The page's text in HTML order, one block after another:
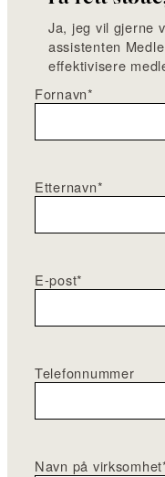
Ja, jeg vil gjerne
assistenten
effektivisere
Fornavn*
Etternavn*
E-post*
Telefonnummer
Navn på virksomhet